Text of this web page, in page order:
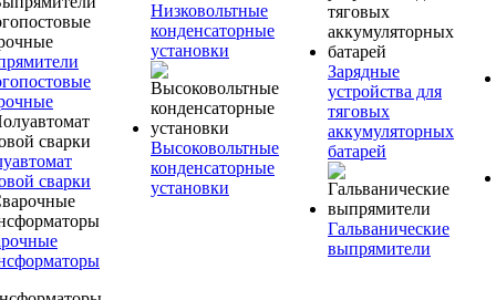
сварки
Низковольтные
конденсаторные
установки
Высоковольтные
конденсаторные
установки
Зарядные
устройства для
тяговых
аккумуляторных
батарей
Гальванические
выпрямители